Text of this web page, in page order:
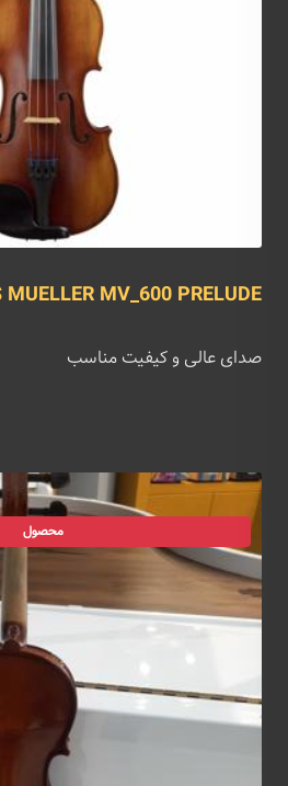
MUELLER MV_600 PRELUDE
صدای عالی و کیفیت مناسب
محصول